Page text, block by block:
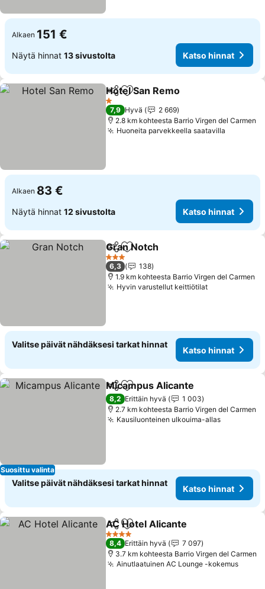
Alkaen 151 €
Näytä hinnat 13 sivustolta Katso hinnat
Jaa Lisää suosikkeihin
Hotel San Remo
1 Tähtiluokitus
7,9 Hyvä
2 669
2.8 km kohteesta Barrio Virgen del Carmen
Huoneita parvekkeella saatavilla
Alkaen 83 €
Näytä hinnat 12 sivustolta Katso hinnat
Jaa Lisää suosikkeihin
Gran Notch
3 Tähtiluokitus
6,3
138
1.9 km kohteesta Barrio Virgen del Carmen
Hyvin varustellut keittiötilat
Valitse päivät nähdäksesi tarkat hinnat
Katso hinnat
Suosittu valinta
Jaa Lisää suosikkeihin
Micampus Alicante
8,2 Erittäin hyvä
1 003
2.7 km kohteesta Barrio Virgen del Carmen
Kausiluonteinen ulkouima-allas
Valitse päivät nähdäksesi tarkat hinnat
Katso hinnat
Jaa Lisää suosikkeihin
AC Hotel Alicante
4 Tähtiluokitus
8,4 Erittäin hyvä
7 097
3.7 km kohteesta Barrio Virgen del Carmen
Ainutlaatuinen AC Lounge -kokemus